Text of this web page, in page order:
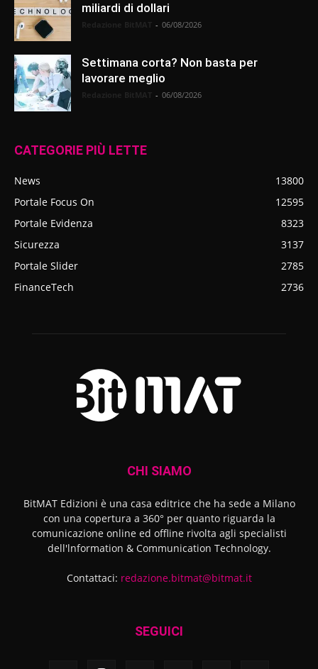
miliardi di dollari
- 06/08/2026
Settimana corta? Non basta per
lavorare meglio
- 06/08/2026
CATEGORIE PIÙ LETTE
News
13800
Portale Focus On
12595
Portale Evidenza
8323
Sicurezza
3137
Portale Slider
2785
FinanceTech
2736
CHI SIAMO
BitMAT Edizioni è una casa editrice che ha sede a Milano
con una copertura a 360° per quanto riguarda la
comunicazione online ed offline rivolta agli specialisti
dell'lnformation & Communication Technology.
Contattaci: redazione.bitmat@bitmat.it
SEGUICI